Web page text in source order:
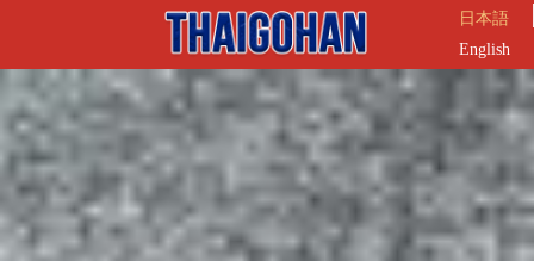
English
日本語